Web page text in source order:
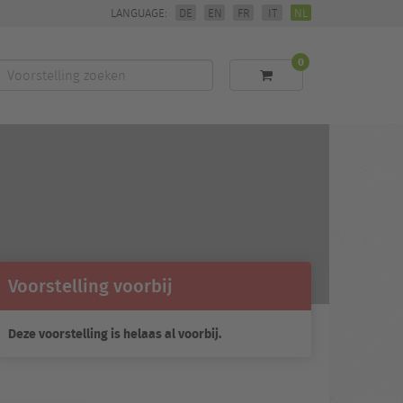
LANGUAGE: DE EN FR IT NL
0
Voorstelling voorbij
Deze voorstelling is helaas al voorbij.